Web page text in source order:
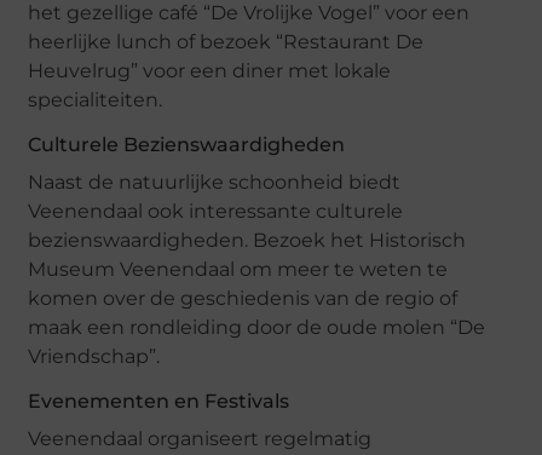
het gezellige café “De Vrolijke Vogel” voor een
heerlijke lunch of bezoek “Restaurant De
Heuvelrug” voor een diner met lokale
specialiteiten.
Culturele Bezienswaardigheden
Naast de natuurlijke schoonheid biedt
Veenendaal ook interessante culturele
bezienswaardigheden. Bezoek het Historisch
Museum Veenendaal om meer te weten te
komen over de geschiedenis van de regio of
maak een rondleiding door de oude molen “De
Vriendschap”.
Evenementen en Festivals
Veenendaal organiseert regelmatig